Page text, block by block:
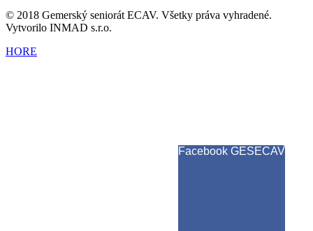
© 2018 Gemerský seniorát ECAV. Všetky práva vyhradené.
Vytvorilo INMAD s.r.o.
HORE
Facebook GESECAV